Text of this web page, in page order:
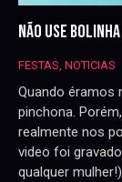
NÃO USE
FESTAS NOTICIAS
Quando éramos
pinchona.
realmente nos
video foi
qualquer